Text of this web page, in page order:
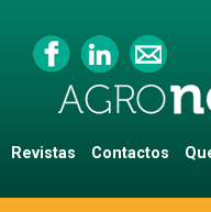
Revistas Contactos